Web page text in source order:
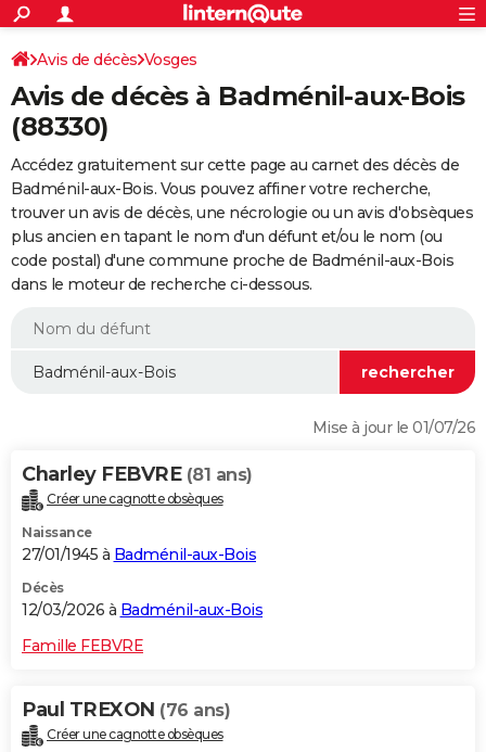
ACTUALITÉS
Politique
Société
Faits Divers
Education
Monde
Villes
+
SPORT
Coupe du monde 2026
Football
Tennis
Cyclisme
Rugby
Forum
FINANCE
Retraite
Impôts
Epargne
Immobilier
Risques naturels par ville
Banque
Assurance
Crédit
Essais
Réserver un essai
Citadines
Berlines
SUV
Forum auto
+
HIGH-TECH
Mobiles
Meilleur smartphone
Internet
Ordinateurs
Jeux vidéo
Guide high-tech
+
BRICOLAGE
Forum
Aménagement intérieur
Extérieur
Cuisine
Salle de bains
Jardinage
Rangement
WEEK-END
Guides de France
Escapades
Patrimoine
Expositions
Musées
Week-end nature
LIFESTYLE
Alimentation
Guide de la santé
Maladies
Médicaments
Sommeil
VOYAGE
Destinations
City break
Voyage nature
Voyage de noces
Forum
Climat
+PHOTO
GUIDES D'ACHAT
BONS PLANS
CARTE DE VOEUX
Dictionnaire
Biographies
Citations
Expressions
Proverbes
PROGRAMME TV
Avis de décès Vosges
Avis de décès à Badménil-aux-Bois
(88330)
Accédez gratuitement sur cette page au carnet des décès de
Badménil-aux-Bois. Vous pouvez affiner votre recherche,
trouver un avis de décès, une nécrologie ou un avis d'obsèques
plus ancien en tapant le nom d'un défunt et/ou le nom (ou
code postal) d'une commune proche de Badménil-aux-Bois
dans le moteur de recherche ci-dessous.
Mise à jour le 01/07/26
Charley FEBVRE (81 ans)
Créer une cagnotte obsèques
Naissance
27/01/1945 à Badménil-aux-Bois
Décès
12/03/2026 à Badménil-aux-Bois
Famille FEBVRE
Paul TREXON (76 ans)
Créer une cagnotte obsèques